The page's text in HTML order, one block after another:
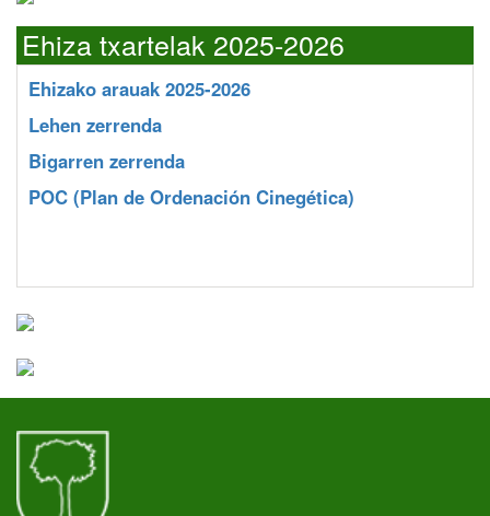
Ehiza txartelak 2025-2026
Ehizako arauak 2025-2026
Lehen zerrenda
Bigarren zerrenda
POC (Plan de Ordenación Cinegética)